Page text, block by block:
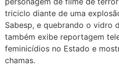
triciclo diante de uma
Sabesp, e quebrando o vidro
também exibe reportagem
feminicídios no Estado e
chamas.